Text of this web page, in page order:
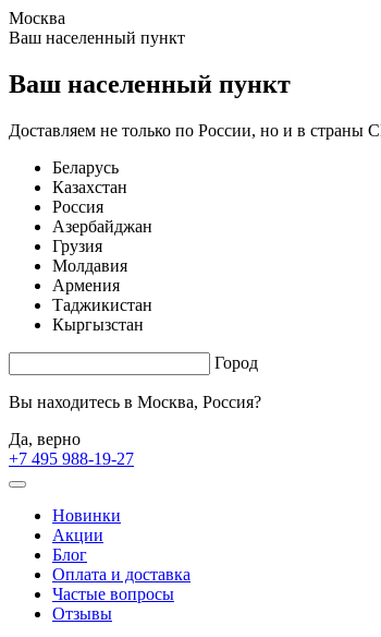
Москва
Ваш населенный пункт
Ваш населенный пункт
Доставляем не только по России, но и в страны
Беларусь
Казахстан
Россия
Азербайджан
Грузия
Молдавия
Армения
Таджикистан
Кыргызстан
Город
Вы находитесь в Москва, Россия?
Да, верно
+7 495 988-19-27
Новинки
Акции
Блог
Оплата и доставка
Частые вопросы
Отзывы